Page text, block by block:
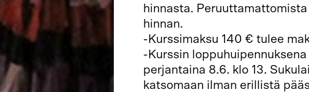
hinnasta.
hinnan.
-Kurssimaksu 140 € tulee
-Kurssin
perjantaina 8.6. klo 13.
katsomaan ilman erillistä